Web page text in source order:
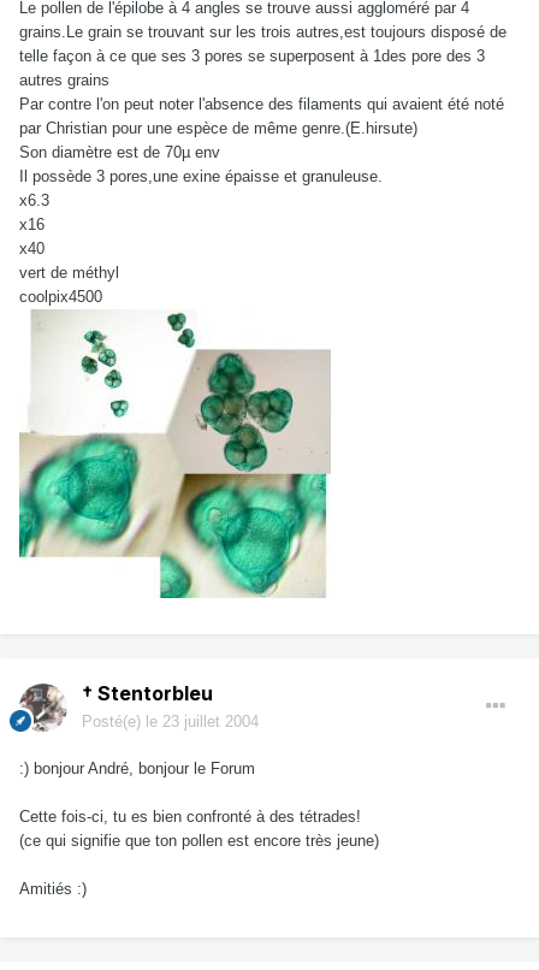
Le pollen de l'épilobe à 4 angles se trouve aussi aggloméré par 4
grains.Le grain se trouvant sur les trois autres,est toujours disposé de
telle façon à ce que ses 3 pores se superposent à 1des pore des 3
autres grains
Par contre l'on peut noter l'absence des filaments qui avaient été noté
par Christian pour une espèce de même genre.(E.hirsute)
Son diamètre est de 70µ env
Il possède 3 pores,une exine épaisse et granuleuse.
x6.3
x16
x40
vert de méthyl
coolpix4500
† Stentorbleu
Posté(e) le 23 juillet 2004
:) bonjour André, bonjour le Forum
Cette fois-ci, tu es bien confronté à des tétrades!
(ce qui signifie que ton pollen est encore très jeune)
Amitiés :)